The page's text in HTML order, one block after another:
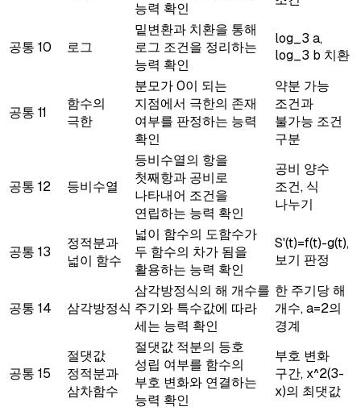
능력 확인
공통 10 로그
밑변환과 치환을 통해
로그 조건을 정리하는
능력 확인
log_3 a,
log_3 b 치환
공통 11
함수의
극한
분모가 0이 되는
지점에서 극한의 존재
여부를 판정하는 능력
확인
약분 가능
조건과
불가능 조건
구분
공통 12 등비수열
등비수열의 항을
첫째항과 공비로
나타내어 조건을
연립하는 능력 확인
공비 양수
조건, 식
나누기
공통 13
정적분과
넓이 함수
넓이 함수의 도함수가
두 함수의 차가 됨을
활용하는 능력 확인
S'(t)=f(t)-g(t),
보기 판정
공통 14 삼각방정식
삼각방정식의 해 개수를
주기와 특수값에 따라
세는 능력 확인
한 주기당 해
개수, a=2의
경계
공통 15
절댓값
정적분과
삼차함수
절댓값 적분의 등호
성립 여부를 함수의
부호 변화와 연결하는
능력 확인
부호 변화
구간, x^2(3-
x)의 최댓값